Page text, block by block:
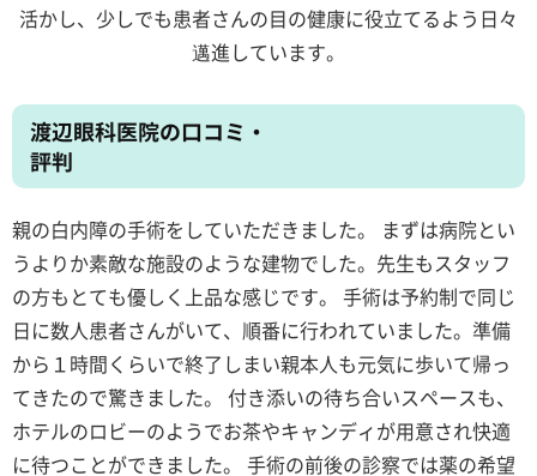
活かし、少しでも患者さんの目の健康に役立てるよう日々
邁進しています。
渡辺眼科医院の口コミ・
評判
親の白内障の手術をしていただきました。 まずは病院とい
うよりか素敵な施設のような建物でした。先生もスタッフ
の方もとても優しく上品な感じです。 手術は予約制で同じ
日に数人患者さんがいて、順番に行われていました。準備
から１時間くらいで終了しまい親本人も元気に歩いて帰っ
てきたので驚きました。 付き添いの待ち合いスペースも、
ホテルのロビーのようでお茶やキャンディが用意され快適
に待つことができました。 手術の前後の診察では薬の希望